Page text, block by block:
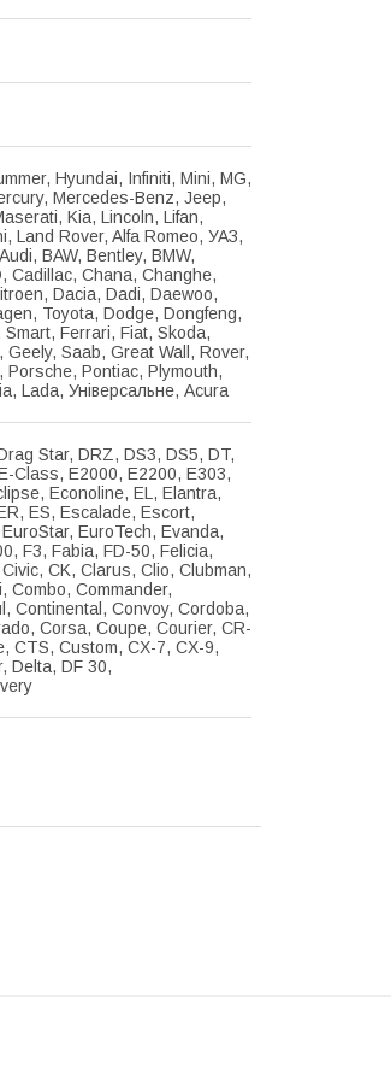
Hyundai, Infiniti, Mini, MG,
Mercedes-Benz, Jeep,
Kia, Lincoln, Lifan,
Land Rover, Alfa Romeo, УАЗ,
BAW, Bentley, BMW,
Cadillac, Chana, Changhe,
Dacia, Dadi, Daewoo,
Toyota, Dodge, Dongfeng,
Ferrari, Fiat, Skoda,
Saab, Great Wall, Rover,
Pontiac, Plymouth,
Lada, Універсальне, Acura
Star, DRZ, DS3, DS5, DT,
Class, E2000, E2200, E303,
Econoline, EL, Elantra,
ES, Escalade, Escort,
EuroTech, Evanda,
F3, Fabia, FD-50, Felicia,
CK, Clarus, Clio, Clubman,
Combo, Commander,
Continental, Convoy, Cordoba,
Corsa, Coupe, Courier, CR-
CTS, Custom, CX-7, CX-9,
Delta, DF 30,